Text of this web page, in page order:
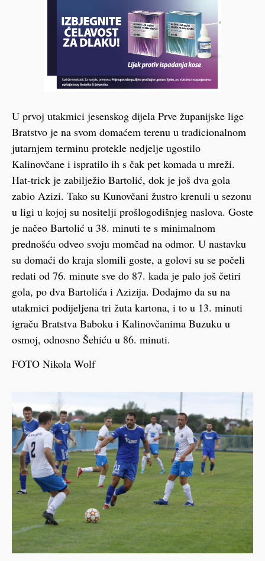
U prvoj utakmici jesenskog dijela Prve županijske lige
Bratstvo je na svom domaćem terenu u tradicionalnom
jutarnjem terminu protekle nedjelje ugostilo
Kalinovčane i ispratilo ih s čak pet komada u mreži.
Hat-trick je zabilježio Bartolić, dok je još dva gola
zabio Azizi. Tako su Kunovčani žustro krenuli u sezonu
u ligi u kojoj su nositelji prošlogodišnjeg naslova. Goste
je načeo Bartolić u 38. minuti te s minimalnom
prednošću odveo svoju momčad na odmor. U nastavku
su domaći do kraja slomili goste, a golovi su se počeli
redati od 76. minute sve do 87. kada je palo još četiri
gola, po dva Bartolića i Azizija. Dodajmo da su na
utakmici podijeljena tri žuta kartona, i to u 13. minuti
igraču Bratstva Baboku i Kalinovčanima Buzuku u
osmoj, odnosno Šehiću u 86. minuti.
FOTO Nikola Wolf